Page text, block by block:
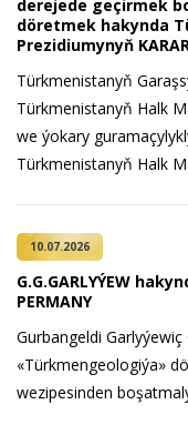
derejede geçirmek
döretmek hakynda
Prezidiumynyň
Türkmenistanyň
Türkmenistanyň Halk
we ýokary
Türkmenistanyň Halk
10.07.2026
G.G.GARLYÝEW
PERMANY
Gurbangeldi
«Türkmengeologiýa»
wezipesinden